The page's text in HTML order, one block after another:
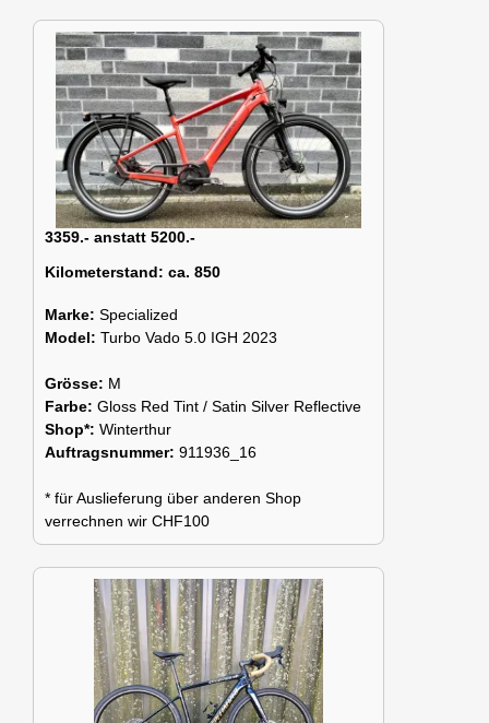
3359.- anstatt 5200.-
Kilometerstand: ca. 850
Marke: Specialized
Model: Turbo Vado 5.0 IGH 2023
Grösse: M
Farbe: Gloss Red Tint / Satin Silver Reflective
Shop*: Winterthur
Auftragsnummer: 911936_16
* für Auslieferung über anderen Shop
verrechnen wir CHF100